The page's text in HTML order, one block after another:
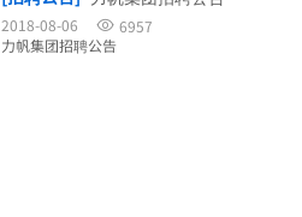
2018-08-06
6957
力帆集团招聘公告